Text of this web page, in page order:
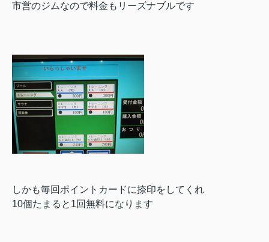
市営のジムなので料金もリーズナブルです
しかも毎回ポイントカードに捺印をしてくれ
10個たまると1回無料になります